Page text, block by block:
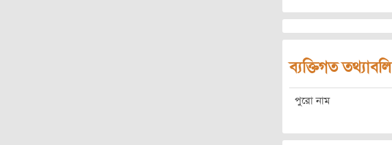
ব্যক্তিগত তথ্যাবলি
পুরো নাম